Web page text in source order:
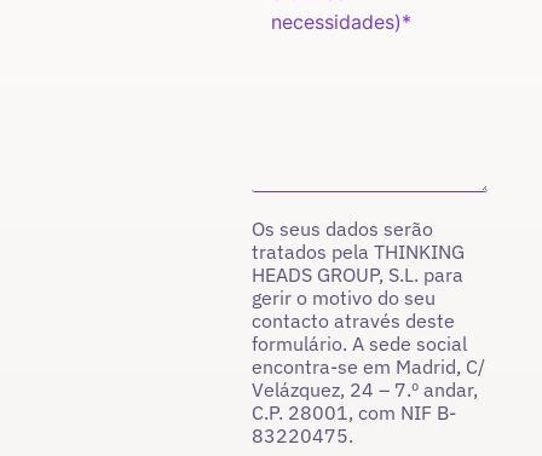
Os seus dados serão
tratados pela THINKING
HEADS GROUP, S.L. para
gerir o motivo do seu
contacto através deste
formulário. A sede social
encontra-se em Madrid, C/
Velázquez, 24 – 7.º andar,
C.P. 28001, com NIF B-
83220475.